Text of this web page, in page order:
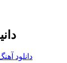
دانلود